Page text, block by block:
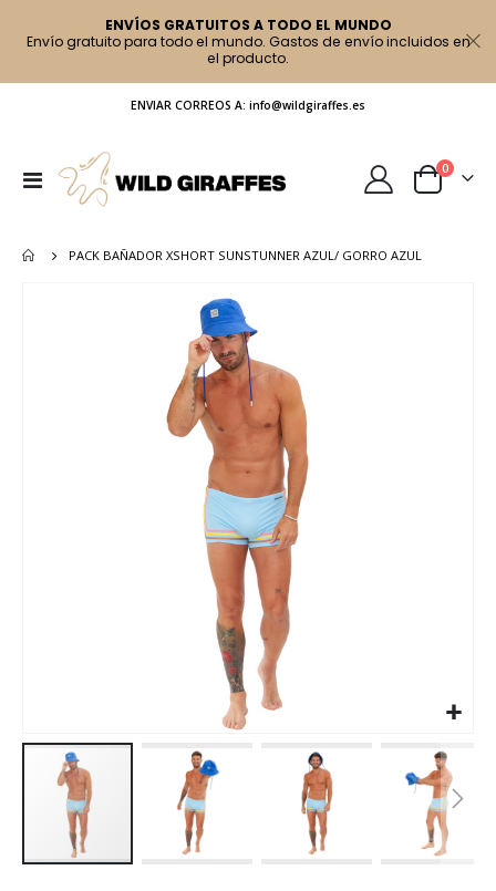
ENVÍOS GRATUITOS A TODO EL MUNDO
Envío gratuito para todo el mundo. Gastos de envío incluidos en
el producto.
ENVIAR CORREOS A: info@wildgiraffes.es
Toggle
Nav
Cart
0artículos
PACK BAÑADOR XSHORT SUNSTUNNER AZUL/ GORRO AZUL